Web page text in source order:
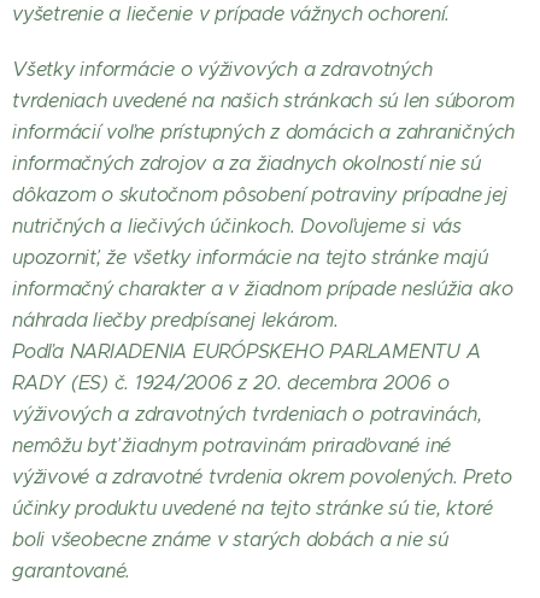
vyšetrenie a liečenie v prípade vážnych ochorení.
Všetky informácie o výživových a zdravotných
tvrdeniach uvedené na našich stránkach sú len súborom
informácií voľne prístupných z domácich a zahraničných
informačných zdrojov a za žiadnych okolností nie sú
dôkazom o skutočnom pôsobení potraviny prípadne jej
nutričných a liečivých účinkoch. Dovoľujeme si vás
upozorniť, že všetky informácie na tejto stránke majú
informačný charakter a v žiadnom prípade neslúžia ako
náhrada liečby predpísanej lekárom.
Podľa NARIADENIA EURÓPSKEHO PARLAMENTU A
RADY (ES) č. 1924/2006 z 20. decembra 2006 o
výživových a zdravotných tvrdeniach o potravinách,
nemôžu byť žiadnym potravinám priraďované iné
výživové a zdravotné tvrdenia okrem povolených. Preto
účinky produktu uvedené na tejto stránke sú tie, ktoré
boli všeobecne známe v starých dobách a nie sú
garantované.